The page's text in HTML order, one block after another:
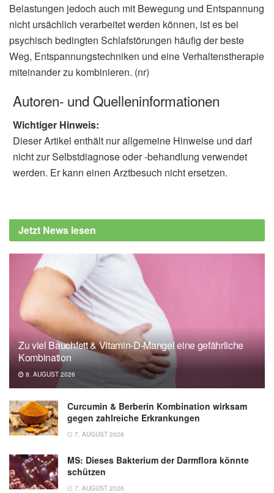
Belastungen jedoch auch mit Bewegung und Entspannung
nicht ursächlich verarbeitet werden können, ist es bei
psychisch bedingten Schlafstörungen häufig der beste
Weg, Entspannungstechniken und eine Verhaltenstherapie
miteinander zu kombinieren. (nr)
Autoren- und Quelleninformationen
Wichtiger Hinweis:
Dieser Artikel enthält nur allgemeine Hinweise und darf
nicht zur Selbstdiagnose oder -behandlung verwendet
werden. Er kann einen Arztbesuch nicht ersetzen.
Jetzt News lesen
Zu viel Bauchfett & Vitamin-D-Mangel eine gefährliche
Kombination
8. AUGUST 2026
Curcumin & Berberin Kombination wirksam
gegen zahlreiche Erkrankungen
7. AUGUST 2026
MS: Dieses Bakterium der Darmflora könnte
schützen
7. AUGUST 2026